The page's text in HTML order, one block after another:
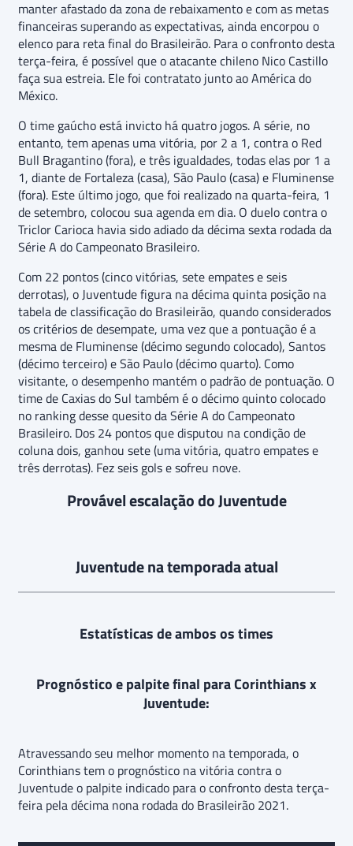
manter afastado da zona de rebaixamento e com as metas
financeiras superando as expectativas, ainda encorpou o
elenco para reta final do Brasileirão. Para o confronto desta
terça-feira, é possível que o atacante chileno Nico Castillo
faça sua estreia. Ele foi contratato junto ao América do
México.
O time gaúcho está invicto há quatro jogos. A série, no
entanto, tem apenas uma vitória, por 2 a 1, contra o Red
Bull Bragantino (fora), e três igualdades, todas elas por 1 a
1, diante de Fortaleza (casa), São Paulo (casa) e Fluminense
(fora). Este último jogo, que foi realizado na quarta-feira, 1
de setembro, colocou sua agenda em dia. O duelo contra o
Triclor Carioca havia sido adiado da décima sexta rodada da
Série A do Campeonato Brasileiro.
Com 22 pontos (cinco vitórias, sete empates e seis
derrotas), o Juventude figura na décima quinta posição na
tabela de classificação do Brasileirão, quando considerados
os critérios de desempate, uma vez que a pontuação é a
mesma de Fluminense (décimo segundo colocado), Santos
(décimo terceiro) e São Paulo (décimo quarto). Como
visitante, o desempenho mantém o padrão de pontuação. O
time de Caxias do Sul também é o décimo quinto colocado
no ranking desse quesito da Série A do Campeonato
Brasileiro. Dos 24 pontos que disputou na condição de
coluna dois, ganhou sete (uma vitória, quatro empates e
três derrotas). Fez seis gols e sofreu nove.
Provável escalação do Juventude
Juventude na temporada atual
Estatísticas de ambos os times
Prognóstico e palpite final para Corinthians x
Juventude:
Atravessando seu melhor momento na temporada, o
Corinthians tem o prognóstico na vitória contra o
Juventude o palpite indicado para o confronto desta terça-
feira pela décima nona rodada do Brasileirão 2021.